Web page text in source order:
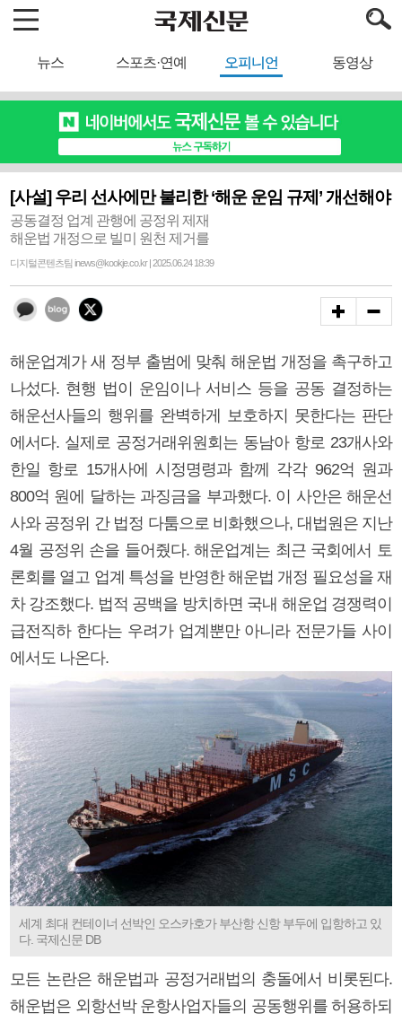
뉴스 스포츠·연예 오피니언 동영상
[사설] 우리 선사에만 불리한 ‘해운 운임 규제’ 개선해야
공동결정 업계 관행에 공정위 제재
해운법 개정으로 빌미 원천 제거를
디지털콘텐츠팀 inews@kookje.co.kr | 2025.06.24 18:39
해운업계가 새 정부 출범에 맞춰 해운법 개정을 촉구하고
나섰다. 현행 법이 운임이나 서비스 등을 공동 결정하는
해운선사들의 행위를 완벽하게 보호하지 못한다는 판단
에서다. 실제로 공정거래위원회는 동남아 항로 23개사와
한일 항로 15개사에 시정명령과 함께 각각 962억 원과
800억 원에 달하는 과징금을 부과했다. 이 사안은 해운선
사와 공정위 간 법정 다툼으로 비화했으나, 대법원은 지난
4월 공정위 손을 들어줬다. 해운업계는 최근 국회에서 토
론회를 열고 업계 특성을 반영한 해운법 개정 필요성을 재
차 강조했다. 법적 공백을 방치하면 국내 해운업 경쟁력이
급전직하 한다는 우려가 업계뿐만 아니라 전문가들 사이
에서도 나온다.
세계 최대 컨테이너 선박인 오스카호가 부산항 신항 부두에 입항하고 있
다. 국제신문 DB
모든 논란은 해운법과 공정거래법의 충돌에서 비롯된다.
해운법은 외항선박 운항사업자들의 공동행위를 허용하되